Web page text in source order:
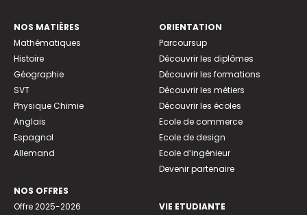
NOS MATIÈRES
Mathématiques
Histoire
Géographie
SVT
Physique Chimie
Anglais
Espagnol
Allemand
NOS OFFRES
Offre 2025-2026
ORIENTATION
Parcoursup
Découvrir les diplômes
Découvrir les formations
Découvrir les métiers
Découvrir les écoles
Ecole de commerce
Ecole de design
Ecole d’ingénieur
Devenir partenaire
VIE ETUDIANTE